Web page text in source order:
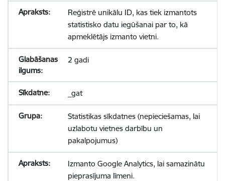
Reģistrē unikālu ID, kas tiek izmantots
statistisko datu iegūšanai par to, kā
apmeklētājs izmanto vietni.
2 gadi
_gat
Statistikas sīkdatnes (nepieciešamas, lai
uzlabotu vietnes darbību un
pakalpojumus)
Izmanto Google Analytics, lai samazinātu
pieprasījuma līmeni.